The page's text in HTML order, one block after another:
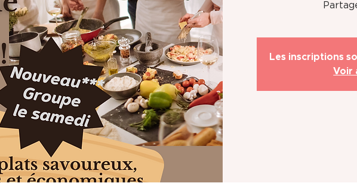
Les inscriptions
Voir